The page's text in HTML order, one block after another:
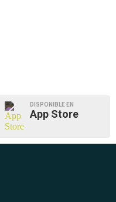
DISPONIBLE EN
App Store